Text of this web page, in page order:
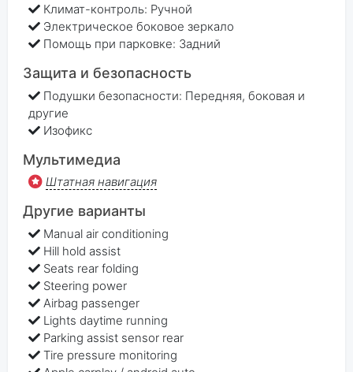
Климат-контроль: Ручной
Электрическое боковое зеркало
Помощь при парковке: Задний
Защита и безопасность
Подушки безопасности: Передняя, боковая и
другие
Изофикс
Мультимедиа
Штатная навигация
Другие варианты
Manual air conditioning
Hill hold assist
Seats rear folding
Steering power
Airbag passenger
Lights daytime running
Parking assist sensor rear
Tire pressure monitoring